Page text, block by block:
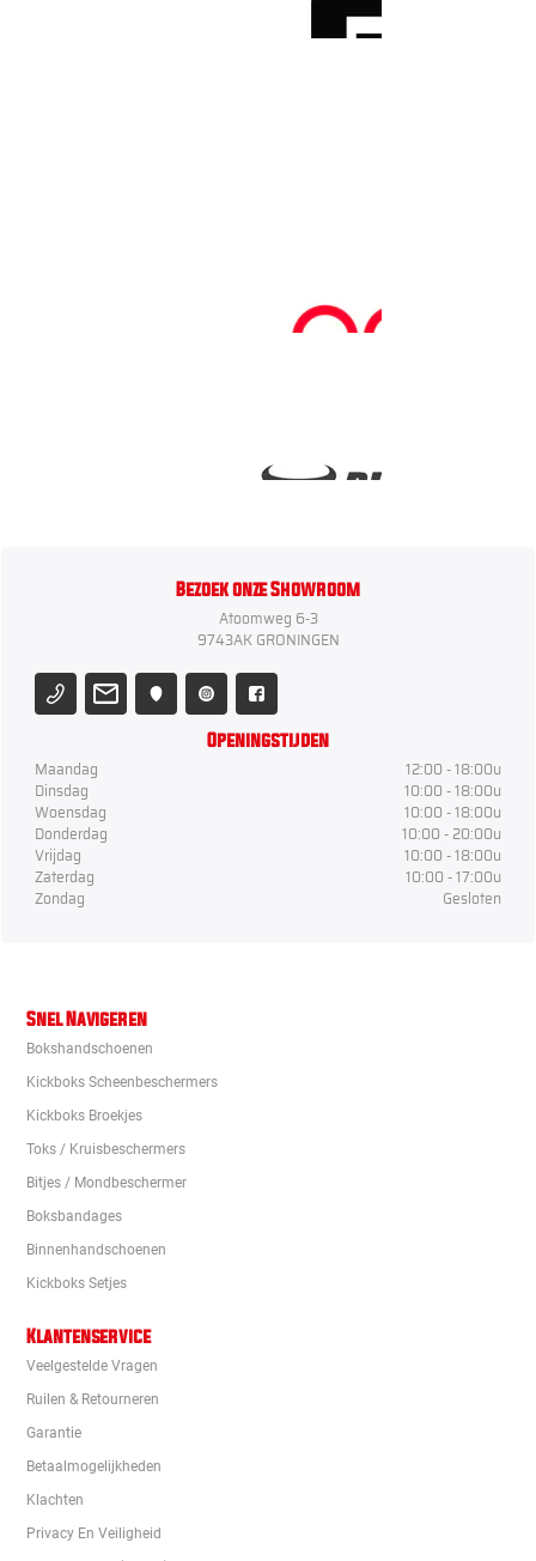
Bezoek onze Showroom
Atoomweg 6-3
9743AK GRONINGEN
Openingstijden
Maandag
12:00 - 18:00u
Dinsdag
10:00 - 18:00u
Woensdag
10:00 - 18:00u
Donderdag
10:00 - 20:00u
Vrijdag
10:00 - 18:00u
Zaterdag
10:00 - 17:00u
Zondag
Gesloten
Snel Navigeren
Bokshandschoenen
Kickboks Scheenbeschermers
Kickboks Broekjes
Toks / Kruisbeschermers
Bitjes / Mondbeschermer
Boksbandages
Binnenhandschoenen
Kickboks Setjes
Klantenservice
Veelgestelde Vragen
Ruilen & Retourneren
Garantie
Betaalmogelijkheden
Klachten
Privacy En Veiligheid